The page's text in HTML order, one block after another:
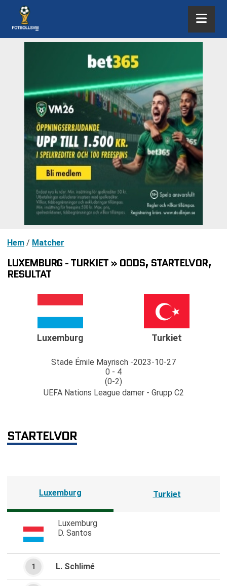
Hem / Matcher
LUXEMBURG - TURKIET » ODDS, STARTELVOR,
RESULTAT
Luxemburg
Stade Émile Mayrisch 2023-10-27
0 - 4
(0-2)
UEFA Nations League damer - Grupp C2
Turkiet
STARTELVOR
Luxemburg Turkiet
Luxemburg
D. Santos
L. Schlimé
1